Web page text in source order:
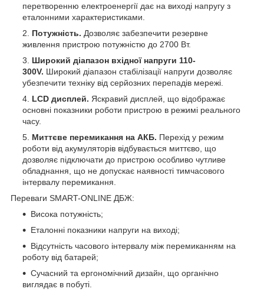
перетворенню електроенергії дає на виході напругу з
еталонними характеристиками.
Потужність. Дозволяє забезпечити резервне
живлення пристрою потужністю до 2700 Вт.
Широкий діапазон вхідної напруги 110-
300V. Широкий діапазон стабілізації напруги дозволяє
убезпечити техніку від серйозних перепадів мережі.
LCD дисплей. Яскравий дисплей, що відображає
основні показники роботи пристрою в режимі реального
часу.
Миттєве перемикання на АКБ. Перехід у режим
роботи від акумуляторів відбувається миттєво, що
дозволяє підключати до пристрою особливо чутливе
обладнання, що не допускає наявності тимчасового
інтервалу перемикання.
Переваги SMART-ONLINE ДБЖ:
Висока потужність;
Еталонні показники напруги на виході;
Відсутність часового інтервалу між перемиканням на
роботу від батарей;
Сучасний та ергономічний дизайн, що органічно
виглядає в побуті.